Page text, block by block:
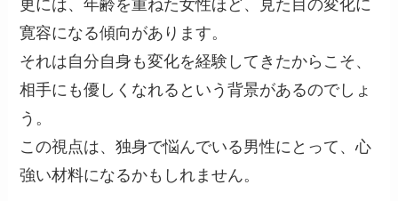
更には、年齢を重ねた女性ほど、見た目の変化に
寛容になる傾向があります。
それは自分自身も変化を経験してきたからこそ、
相手にも優しくなれるという背景があるのでしょ
う。
この視点は、独身で悩んでいる男性にとって、心
強い材料になるかもしれません。